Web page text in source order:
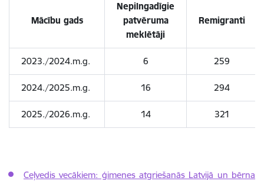
Mācību gads
Nepilngadīgie
patvēruma
meklētāji
Remigranti
2023./2024.m.g. 6 259
2024./2025.m.g. 16 294
2025./2026.m.g. 14 321
Ceļvedis vecākiem: ģimenes atgriešanās Latvijā un bērna